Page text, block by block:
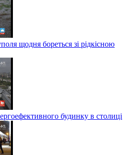
щодня бореться зі рідкісною
будинку в столиці